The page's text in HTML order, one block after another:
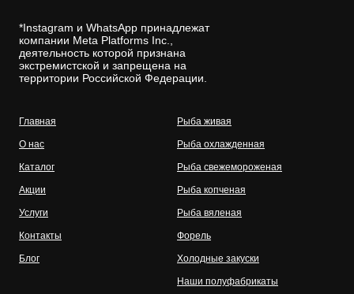
*Instagram и WhatsApp принадлежат
компании Meta Platforms Inc.,
деятельность которой признана
экстремистской и запрещена на
территории Российской Федерации.
Главная
О нас
Каталог
Акции
Услуги
Контакты
Блог
Рыба живая
Рыба охлажденная
Рыба свежемороженая
Рыба копченая
Рыба вяленая
Форель
Холодные закуски
Наши полуфабрикаты